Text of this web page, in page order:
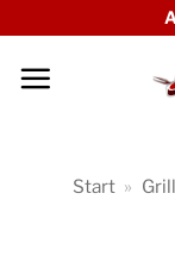
springen
Start »